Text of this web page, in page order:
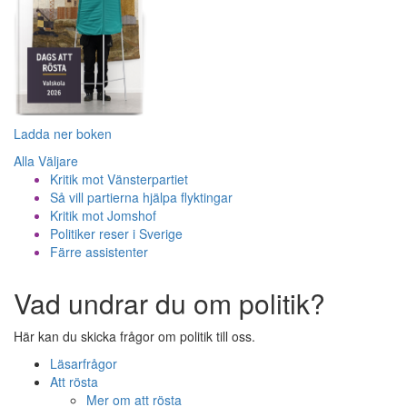
Ladda ner boken
Alla Väljare
Kritik mot Vänsterpartiet
Så vill partierna hjälpa flyktingar
Kritik mot Jomshof
Politiker reser i Sverige
Färre assistenter
Vad undrar du om politik?
Här kan du skicka frågor om politik till oss.
Läsarfrågor
Att rösta
Mer om att rösta